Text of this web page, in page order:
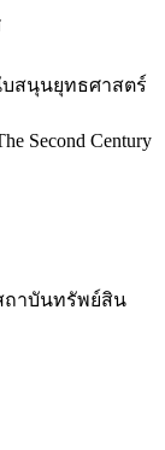
สนุนยุทธศาสตร์
Second Century
ถาบันทรัพย์สิน